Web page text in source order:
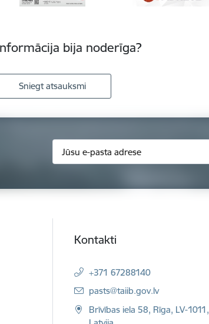
bija noderīga?
Sniegt atsauksmi
Kontakti
+371 67288140
E-pasts:
pasts@taiib.gov.lv
Brīvības iela 58, Rīga, LV-1011,